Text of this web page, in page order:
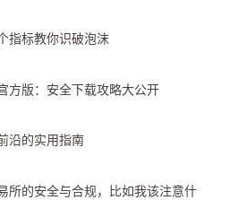
指标教你识破泡沫
方版：安全下载攻略大公开
沿的实用指南
所的安全与合规，比如我该注意什